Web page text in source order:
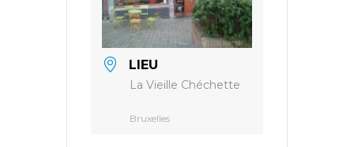
LIEU
La Vieille Chéchette
Bruxelles